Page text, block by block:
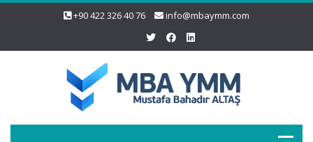
+90 422 326 40 76 info@mbaymm.com